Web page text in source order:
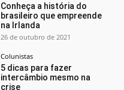
Conheça a história do
brasileiro que empreende
na Irlanda
26 de outubro de 2021
Colunistas
5 dicas para fazer
intercâmbio mesmo na
crise